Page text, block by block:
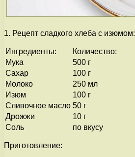
1. Рецепт сладкого хлеба с изюмом:
Ингредиенты:
Количество:
Мука
500 г
Сахар
100 г
Молоко
250 мл
Изюм
100 г
Сливочное масло 50 г
Дрожжи
10 г
Соль
по вкусу
Приготовление: